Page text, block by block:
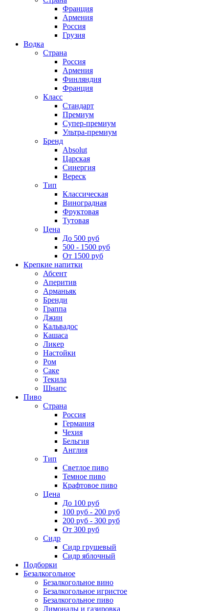
Франция
Армения
Россия
Грузия
Водка
Страна
Россия
Армения
Финляндия
Франция
Класс
Стандарт
Премиум
Супер-премиум
Ультра-премиум
Бренд
Absolut
Царская
Синергия
Вереск
Тип
Классическая
Виноградная
Фруктовая
Тутовая
Цена
До 500 руб
500 - 1500 руб
От 1500 руб
Крепкие напитки
Абсент
Аперитив
Арманьяк
Бренди
Граппа
Джин
Кальвадос
Кашаса
Ликер
Настойки
Ром
Саке
Текила
Шнапс
Пиво
Страна
Россия
Германия
Чехия
Бельгия
Англия
Тип
Светлое пиво
Темное пиво
Крафтовое пиво
Цена
До 100 руб
100 руб - 200 руб
200 руб - 300 руб
От 300 руб
Сидр
Сидр грушевый
Сидр яблочный
Подборки
Безалкогольное
Безалкогольное вино
Безалкогольное игристое
Безалкогольное пиво
Лимонады и газировка